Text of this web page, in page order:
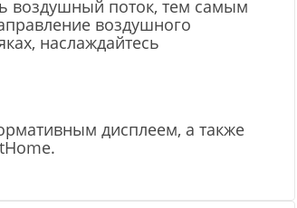
воздушный поток, тем самым
воздушного
наслаждайтесь
дисплеем, а также